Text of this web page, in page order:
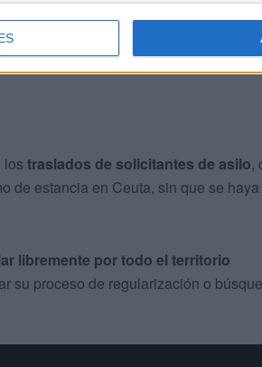
los traslados de solicitantes de asilo,
de estancia en Ceuta, sin que se haya
libremente por todo el territorio
su proceso de regularización o